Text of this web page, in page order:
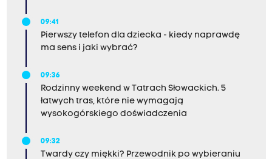
09:41
Pierwszy telefon dla dziecka - kiedy naprawdę
ma sens i jaki wybrać?
09:36
Rodzinny weekend w Tatrach Słowackich. 5
łatwych tras, które nie wymagają
wysokogórskiego doświadczenia
09:32
Twardy czy miękki? Przewodnik po wybieraniu